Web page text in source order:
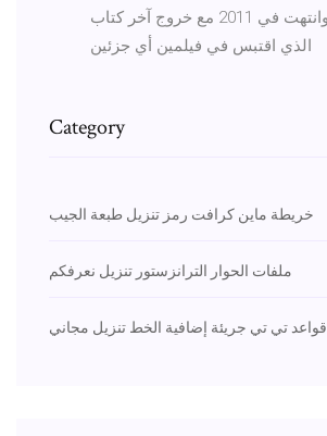
بدأت في 2001 وانتهت في 2011 مع خروج آخر كتاب
الذي اقتبس في فيلمين أي جزئين
Category
خريطة ماين كرافت رمز تنزيل طبعة الجيب
ملفات الحوار الترانزستور تنزيل نعرفكم
قواعد تي تي جريئة إضافية الخط تنزيل مجاني